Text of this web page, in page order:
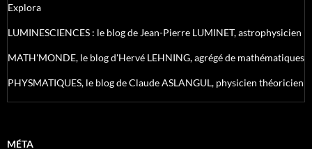
Explora
LUMINESCIENCES : le blog de Jean-Pierre LUMINET, astrophysicien
MATH'MONDE, le blog d'Hervé LEHNING, agrégé de mathématiques
PHYSMATIQUES, le blog de Claude ASLANGUL, physicien théoricien
MÉTA